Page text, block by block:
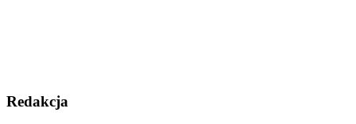
Redakcja